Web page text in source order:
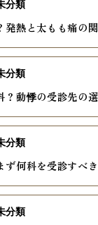
発熱と太もも痛の
分類
？動悸の受診先の
分類
ず何科を受診すべ
分類
分類